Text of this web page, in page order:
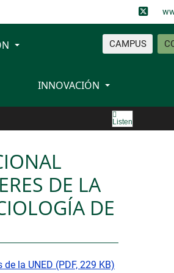
CAMPUS
INNOVACIÓN
Listen
DE LA
DE
la UNED (PDF, 229 KB)